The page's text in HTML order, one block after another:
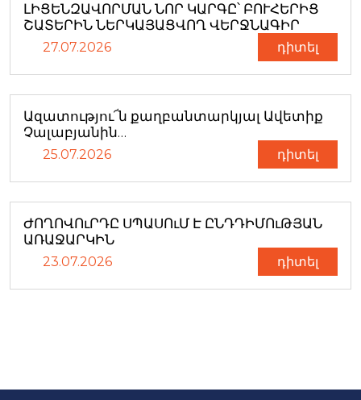
ԼԻՑԵՆԶԱՎՈՐՄԱՆ ՆՈՐ ԿԱՐԳԸ՝ ԲՈՒՀԵՐԻՑ
ՇԱՏԵՐԻՆ ՆԵՐԿԱՅԱՑՎՈՂ ՎԵՐՋՆԱԳԻՐ
27.07.2026 դիտել
Ազատությու՜ն քաղբանտարկյալ Ավետիք
Չալաբյանին…
25.07.2026 դիտել
ԺՈՂՈՎՈւՐԴԸ ՍՊԱՍՈւՄ Է ԸՆԴԴԻՄՈւԹՅԱՆ
ԱՌԱՋԱՐԿԻՆ
23.07.2026 դիտել